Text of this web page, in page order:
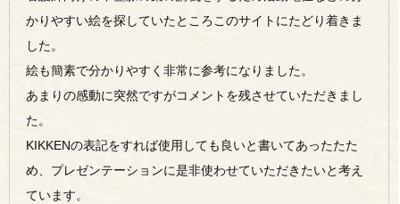
かりやすい絵を探していたところこのサイトにたどり着きま
した。
絵も簡素で分かりやすく非常に参考になりました。
あまりの感動に突然ですがコメントを残させていただきまし
た。
KIKKENの表記をすれば使用しても良いと書いてあったたた
め、プレゼンテーションに是非使わせていただきたいと考え
ています。